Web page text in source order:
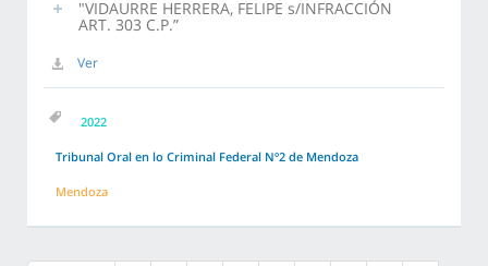
"VIDAURRE HERRERA, FELIPE s/INFRACCIÓN
ART. 303 C.P.”
Ver
2022
Tribunal Oral en lo Criminal Federal Nº2 de Mendoza
Mendoza